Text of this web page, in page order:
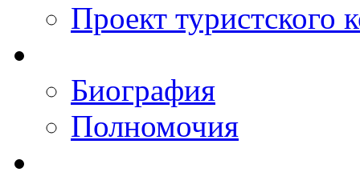
Проект туристского
Биография
Полномочия